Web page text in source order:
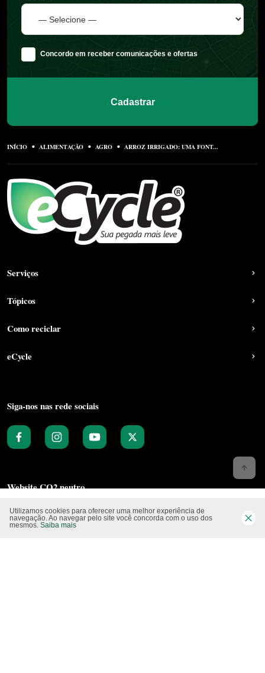
Concordo em receber comunicações e ofertas
Cadastrar
INÍCIO ALIMENTAÇÃO AGRO ARROZ IRRIGADO: UMA FONT...
Serviços
Tópicos
Como reciclar
eCycle
Siga-nos nas rede sociais
Website CO2 neutro
Utilizamos cookies para oferecer uma melhor experiência de
navegação. Ao navegar pelo site você concorda com o uso dos
mesmos. Saiba mais